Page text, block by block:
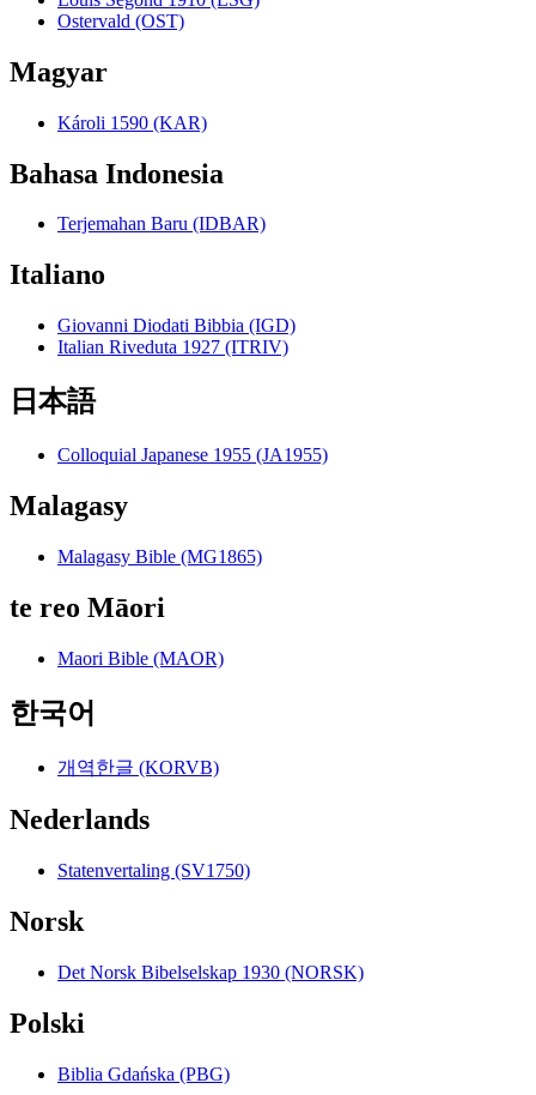
Ostervald (OST)
Magyar
Károli 1590 (KAR)
Bahasa Indonesia
Terjemahan Baru (IDBAR)
Italiano
Giovanni Diodati Bibbia (IGD)
Italian Riveduta 1927 (ITRIV)
日本語
Colloquial Japanese 1955 (JA1955)
Malagasy
Malagasy Bible (MG1865)
te reo Māori
Maori Bible (MAOR)
한국어
개역한글 (KORVB)
Nederlands
Statenvertaling (SV1750)
Norsk
Det Norsk Bibelselskap 1930 (NORSK)
Polski
Biblia Gdańska (PBG)